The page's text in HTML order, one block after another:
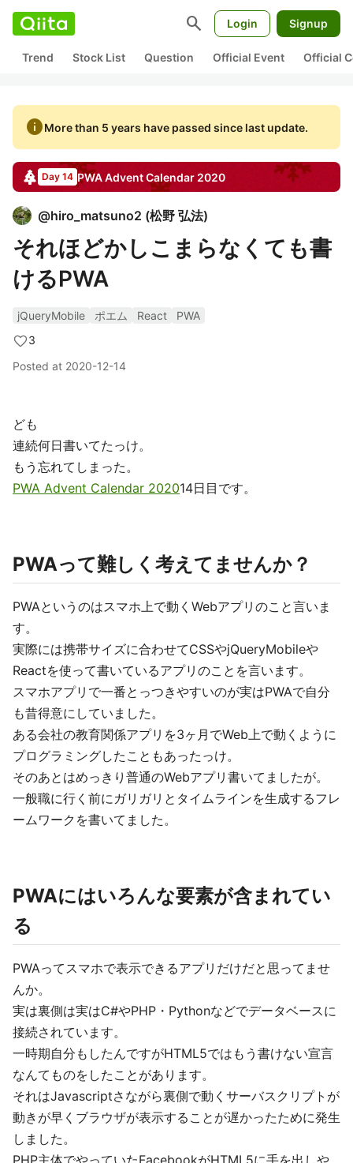
search Login Signup
Trend Stock List Question Official Event Official
infoMore than 5 years have passed since last update.
Day 14 PWAAdvent Calendar 2020
@hiro_matsuno2 (松野 弘法)
それほどかしこまらなくても書
けるPWA
jQueryMobile ポエム React
PWA
3
Posted at 2020-12-14
ども
連続何日書いてたっけ。
もう忘れてしまった。
PWA Advent Calendar 202014日目です。
PWAって難しく考えてませんか？
PWAというのはスマホ上で動くWebアプリのこと言いま
す。
実際には携帯サイズに合わせてCSSやjQueryMobileや
Reactを使って書いているアプリのことを言います。
スマホアプリで一番とっつきやすいのが実はPWAで自分
も昔得意にしていました。
ある会社の教育関係アプリを3ヶ月でWeb上で動くように
プログラミングしたこともあったっけ。
そのあとはめっきり普通のWebアプリ書いてましたが。
一般職に行く前にガリガリとタイムラインを生成するフレ
ームワークを書いてました。
PWAにはいろんな要素が含まれてい
る
PWAってスマホで表示できるアプリだけだと思ってませ
んか。
実は裏側は実はC#やPHP・Pythonなどでデータベースに
接続されています。
一時期自分もしたんですがHTML5ではもう書けない宣言
なんてものをしたことがあります。
それはJavascriptさながら裏側で動くサーバスクリプトが
動きが早くブラウザが表示することが遅かったために発生
しました。
PHP主体でやっていたFacebookがHTML5に手を出しや